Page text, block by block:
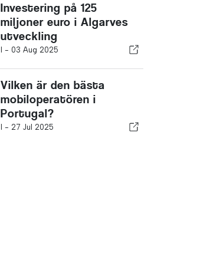
Investering på 125
miljoner euro i Algarves
utveckling
I - 03 Aug 2025
Vilken är den bästa
mobiloperatören i
Portugal?
I - 27 Jul 2025